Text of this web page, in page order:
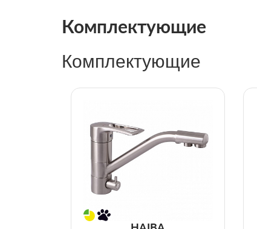
Комплектующие
Комплектующие